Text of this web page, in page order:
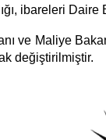
ibareleri Daire
ve Maliye
değiştirilmiştir.